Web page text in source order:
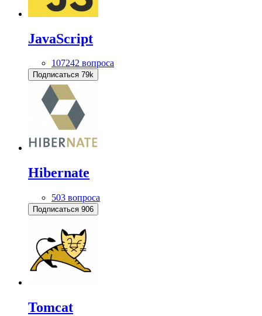
JavaScript
107242 вопроса
Подписаться 79k
Hibernate
503 вопроса
Подписаться 906
Tomcat